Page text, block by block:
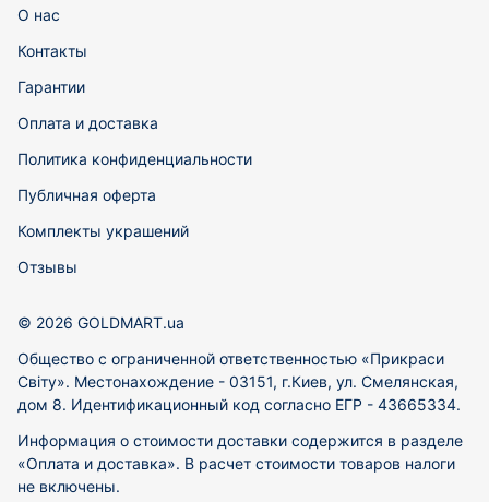
О нас
Контакты
Гарантии
Оплата и доставка
Политика конфиденциальности
Публичная оферта
Комплекты украшений
Отзывы
© 2026 GOLDMART.ua
Общество с ограниченной ответственностью «Прикраси
Світу». Местонахождение - 03151, г.Киев, ул. Смелянская,
дом 8. Идентификационный код согласно ЕГР - 43665334.
Информация о стоимости доставки содержится в разделе
«Оплата и доставка». В расчет стоимости товаров налоги
не включены.